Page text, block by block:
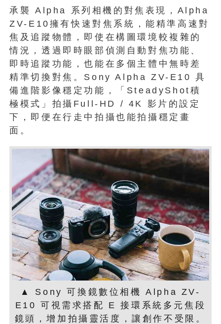
承襲 Alpha 系列相機的對焦表現，Alpha
ZV-E10擁有快速對焦系統，能精準高速對
焦及追蹤物體，即使在構圖環境較複雜的
情況，透過即時眼部偵測自動對焦功能、
即時追蹤功能，也能在多個主體中無時差
精準切換對焦。Sony Alpha ZV-E10 具
備進階影像穩定功能，「SteadyShot積
極模式」拍攝Full-HD / 4K 影片的設定
下，即便在行走中拍攝也能拍攝穩定畫
面。
▲ Sony 可換鏡數位相機 Alpha ZV-
E10 可視需求搭配 E 接環系統多元焦段
鏡頭，增加拍攝靈活度，讓創作不受限。